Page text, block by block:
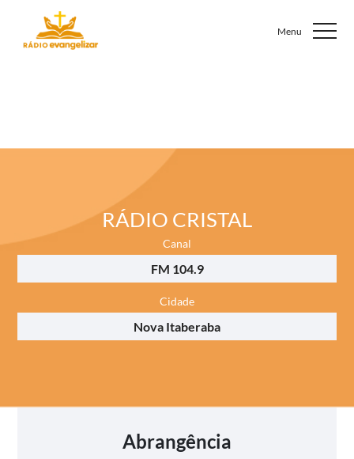
RÁDIO CRISTAL
Canal
FM 104.9
Cidade
Nova Itaberaba
Abrangência